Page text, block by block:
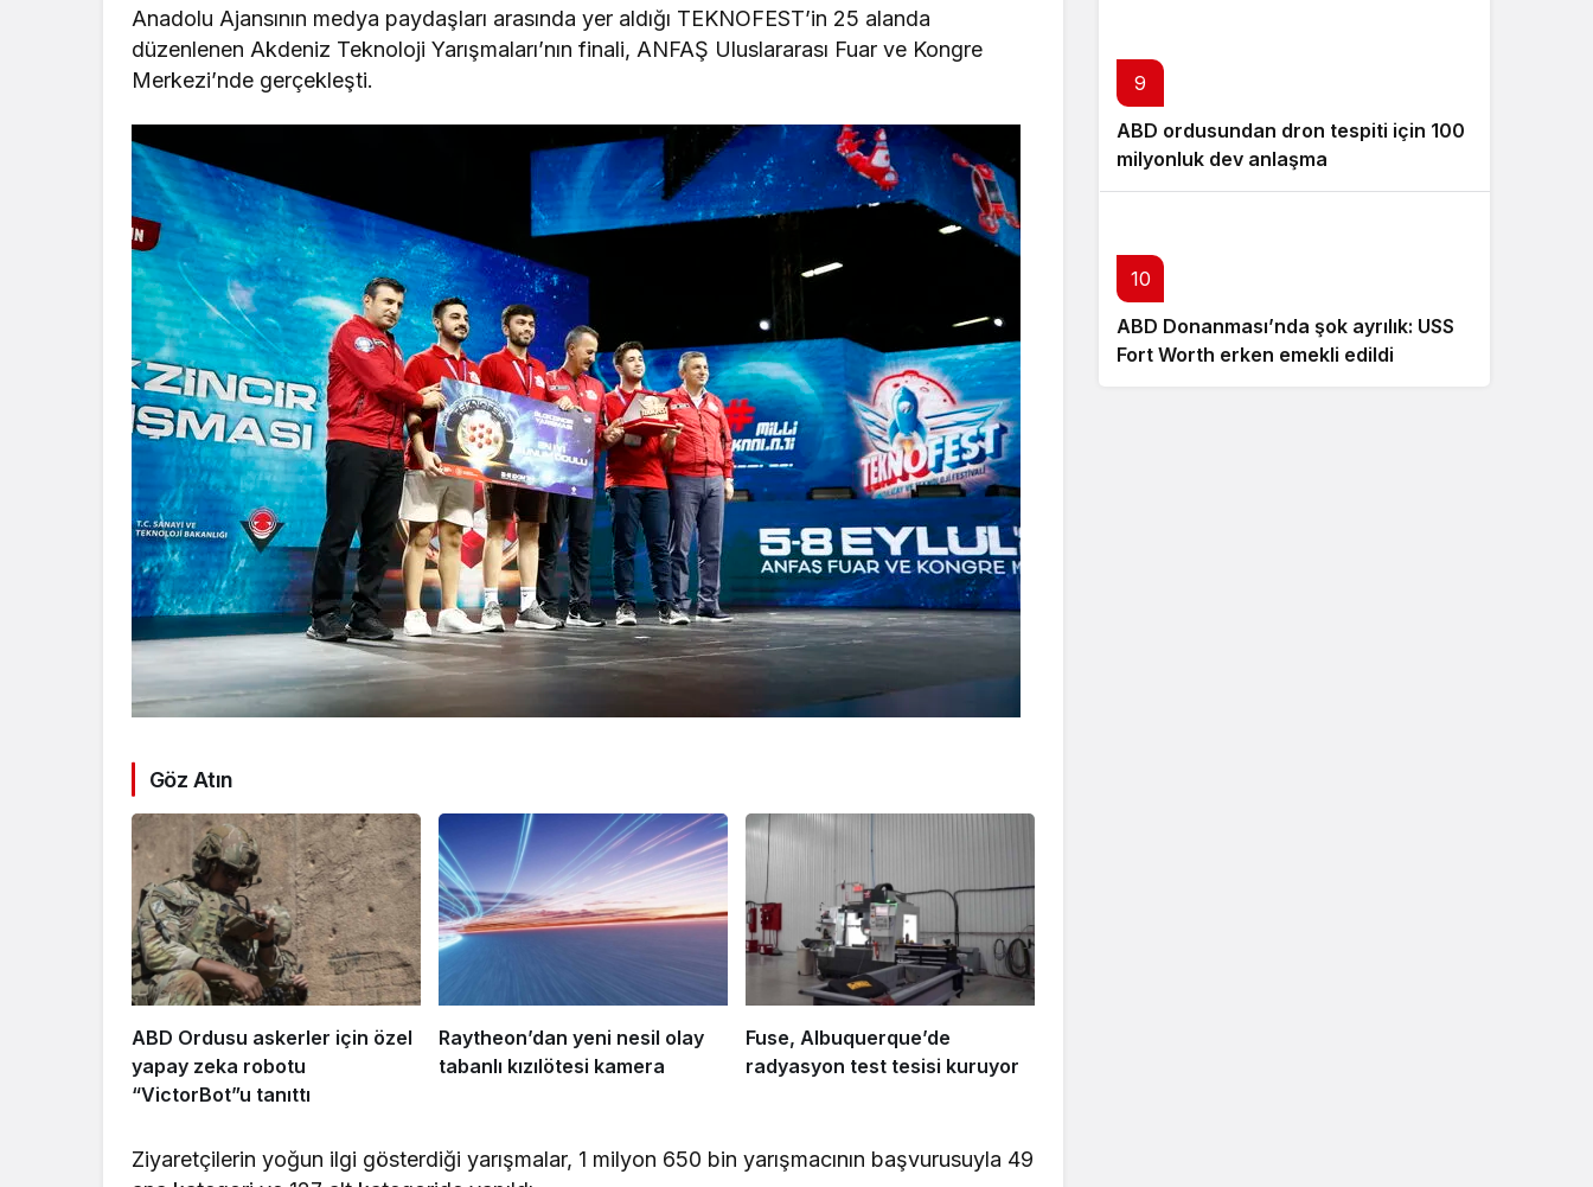
Anadolu Ajansının medya paydaşları arasında yer aldığı TEKNOFEST’in 25 alanda
düzenlenen Akdeniz Teknoloji Yarışmaları’nın finali, ANFAŞ Uluslararası Fuar ve Kongre
Merkezi’nde gerçekleşti.
Göz Atın
ABD Ordusu askerler için özel
yapay zeka robotu
“VictorBot”u tanıttı
Raytheon’dan yeni nesil olay
tabanlı kızılötesi kamera
Fuse, Albuquerque’de
radyasyon test tesisi kuruyor
Ziyaretçilerin yoğun ilgi gösterdiği yarışmalar, 1 milyon 650 bin yarışmacının başvurusuyla 49
9
ABD ordusundan dron tespiti için 100
milyonluk dev anlaşma
10
ABD Donanması’nda şok ayrılık: USS
Fort Worth erken emekli edildi